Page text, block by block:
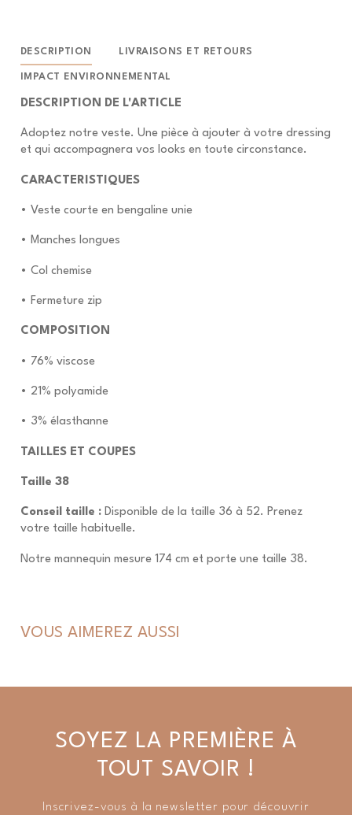
DESCRIPTION LIVRAISONS ET RETOURS
IMPACT ENVIRONNEMENTAL
DESCRIPTION DE L'ARTICLE
Adoptez notre veste. Une pièce à ajouter à votre dressing
et qui accompagnera vos looks en toute circonstance.
CARACTERISTIQUES
• Veste courte en bengaline unie
• Manches longues
• Col chemise
• Fermeture zip
COMPOSITION
• 76% viscose
• 21% polyamide
• 3% élasthanne
TAILLES ET COUPES
Taille 38
Conseil taille : Disponible de la taille 36 à 52. Prenez
votre taille habituelle.
Notre mannequin mesure 174 cm et porte une taille 38.
VOUS AIMEREZ AUSSI
SOYEZ LA PREMIÈRE À
TOUT SAVOIR !
Inscrivez-vous à la newsletter pour découvrir